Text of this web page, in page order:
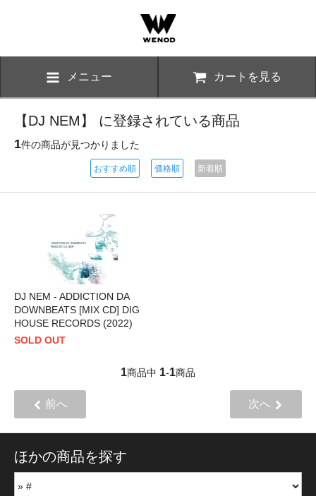
メニュー カートを見る
【DJ NEM】 に登録されている商品
1件の商品が見つかりました
おすすめ順 価格順 新着順
DJ NEM - ADDICTION DA
DOWNBEATS [MIX CD] DIG
HOUSE RECORDS (2022)
SOLD OUT
1商品中 1-1商品
前へ 次へ
ほかの商品を探す